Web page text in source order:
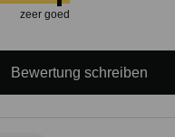
zeer goed
Bewertung schreiben